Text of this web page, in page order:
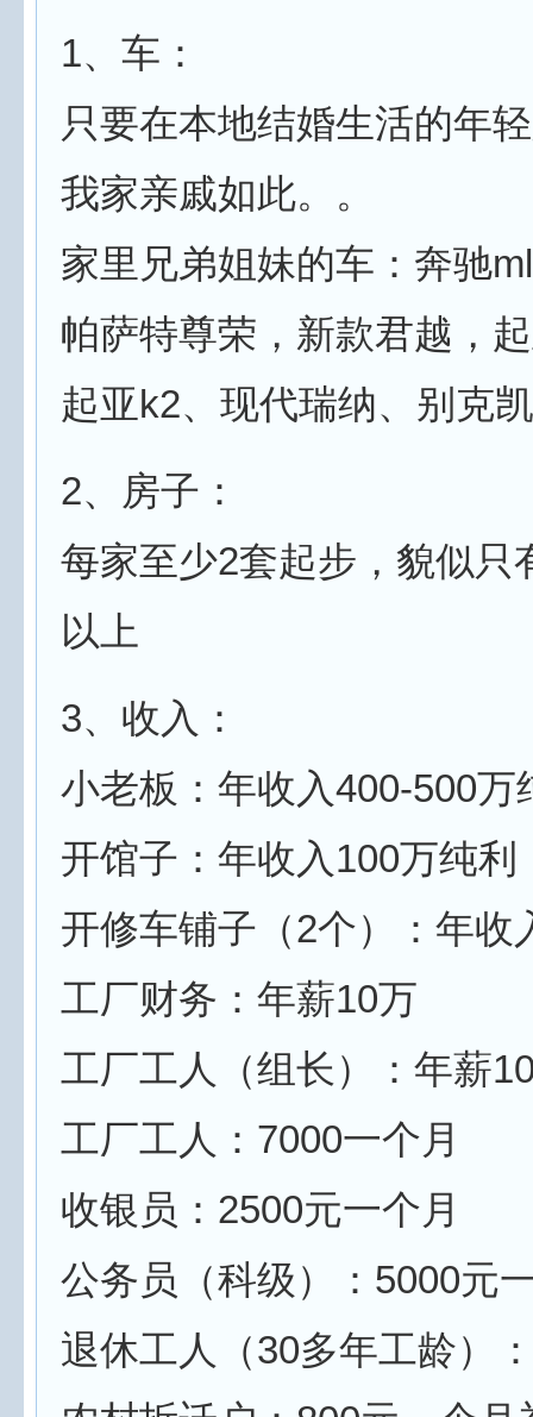
1、车：
只要在本地结婚生活的年
我家亲戚如此。。
家里兄弟姐妹的车：奔驰
帕萨特尊荣，新款君越，
起亚k2、现代瑞纳、别克
2、房子：
每家至少2套起步，貌似只
以上
3、收入：
小老板：年收入400-500万
开馆子：年收入100万纯利
开修车铺子（2个）：年收
工厂财务：年薪10万
工厂工人（组长）：年薪
工厂工人：7000一个月
收银员：2500元一个月
公务员（科级）：5000元
退休工人（30多年工龄）